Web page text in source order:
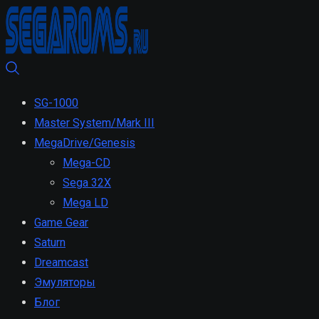
SG-1000
Master System/Mark III
MegaDrive/Genesis
Mega-CD
Sega 32X
Mega LD
Game Gear
Saturn
Dreamcast
Эмуляторы
Блог